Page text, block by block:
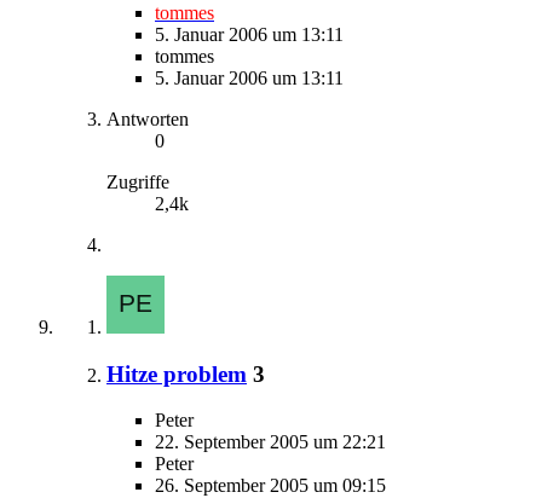
tommes
5. Januar 2006 um 13:11
tommes
5. Januar 2006 um 13:11
Antworten
0
Zugriffe
2,4k
Hitze problem 3
Peter
22. September 2005 um 22:21
Peter
26. September 2005 um 09:15